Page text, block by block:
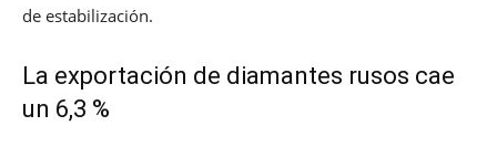
de estabilización.
La exportación de diamantes rusos cae
un 6,3 %